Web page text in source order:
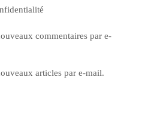
commentaires par e-
articles par e-mail.